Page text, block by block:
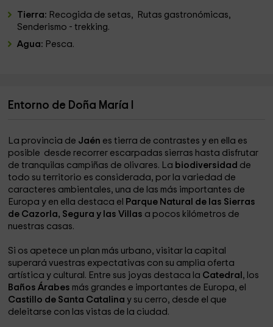
Tierra: Recogida de setas, Rutas gastronómicas,
Senderismo - trekking.
Agua: Pesca.
Entorno de Doña María I
La provincia de Jaén es tierra de contrastes y en ella es
posible desde recorrer escarpadas sierras hasta disfrutar
de tranquilas campiñas de olivares. La biodiversidad de
todo su territorio es considerada, por la variedad de
caracteres ambientales, una de las más importantes de
Europa y en ella destaca el
Parque Natural de las Sierras
de Cazorla, Segura y las Villas a pocos kilómetros de
nuestras casas.
Si os apetece un plan más urbano, visitar la capital
superará vuestras expectativas con su amplia oferta
artística y cultural. Entre sus joyas destaca la Catedral , los
Baños Árabes más grandes e importantes de Europa, el
Castillo de Santa Catalina y su cerro, desde el que
deleitarse con las vistas de la ciudad.